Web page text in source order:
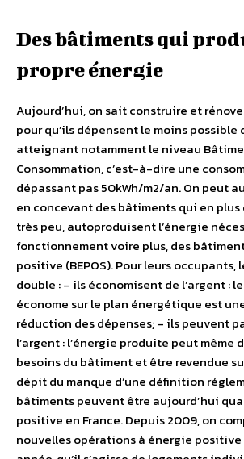
Des bâtiments qui
propre énergie
Aujourd’hui, on sait construire et
pour qu’ils dépensent le moins possible
atteignant notamment le niveau
Consommation, c’est-à-dire une
dépassant pas 50kWh/m2/an. On peut
en concevant des bâtiments qui en plus
très peu, autoproduisent l’énergie
fonctionnement voire plus, des
positive (BEPOS). Pour leurs occupants,
double : – ils économisent de l’argent :
économe sur le plan énergétique est
réduction des dépenses; – ils peuvent
l’argent : l’énergie produite peut même
besoins du bâtiment et être revendue
dépit du manque d’une définition
bâtiments peuvent être aujourd’hui
positive en France. Depuis 2009, on
nouvelles opérations à énergie